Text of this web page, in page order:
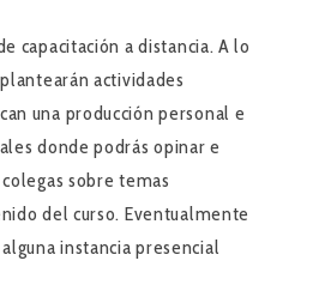
capacitación a distancia. A lo
actividades
una producción personal e
donde podrás opinar e
sobre temas
del curso. Eventualmente
instancia presencial